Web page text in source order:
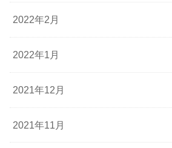
2022年2月
2022年1月
2021年12月
2021年11月